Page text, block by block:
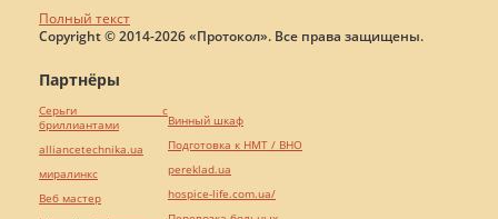
Полный текст
Copyright © 2014-2026 «Протокол». Все права защищены.
Партнёры
Серьги с
бриллиантами
alliancetechnika.ua
миралинкс
Веб мастер
Винный шкаф
Подготовка к НМТ / ВНО
pereklad.ua
hospice-life.com.ua/